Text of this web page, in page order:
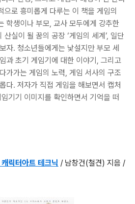
로 흥미롭게 다루는 이 책을 게임의
학생이나 부모, 교사 모두에게 강추한
실이 될 꿈의 공장 ‘게임의 세계’, 일단
자. 청소년들에게는 낯설지만 부모 세
과 초기 게임기에 대한 이야기, 그리고
가가는 게임의 노력, 게임 서사의 구조
다. 저자가 직접 게임을 해보면서 캡처
기기 이미지를 확인하면서 기억을 떠
릭터아트 테크닉 / 남창건(철견) 지음 /